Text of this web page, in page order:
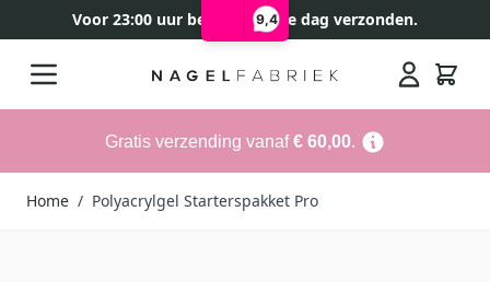
9,4
Voor 23:00 uur besteld, zelfde dag verzonden.
Gratis verzending vanaf€ 60,00.
Home / Polyacrylgel Starterspakket Pro